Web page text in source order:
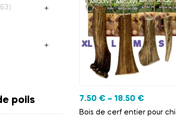
7.50 € – 18.50 €
Bois de cerf entier pour
poils